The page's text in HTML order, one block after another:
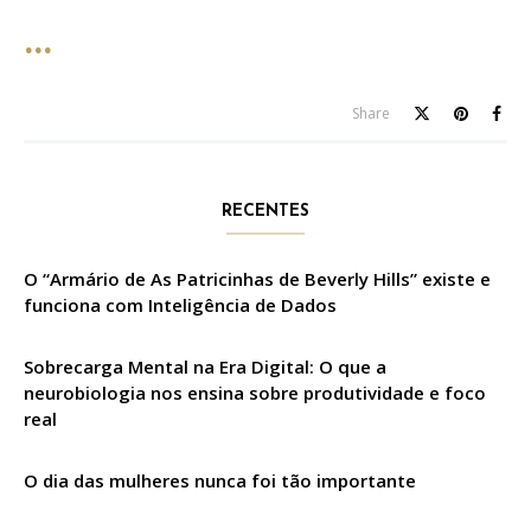
Share
RECENTES
O “Armário de As Patricinhas de Beverly Hills” existe e
funciona com Inteligência de Dados
Sobrecarga Mental na Era Digital: O que a
neurobiologia nos ensina sobre produtividade e foco
real
O dia das mulheres nunca foi tão importante